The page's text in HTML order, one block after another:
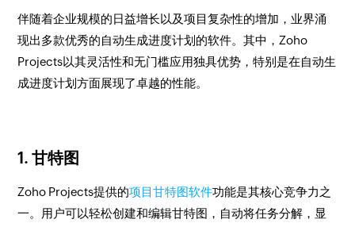
伴随着企业规模的日益增长以及项目复杂性的增加，业界涌
现出多款优秀的自动生成进度计划的软件。其中，Zoho
Projects以其灵活性和无门槛应用独具优势，特别是在自动生
成进度计划方面展现了卓越的性能。
1. 甘特图
Zoho Projects提供的项目甘特图软件功能是其核心竞争力之
一。用户可以轻松创建和编辑甘特图，自动将任务分解，显